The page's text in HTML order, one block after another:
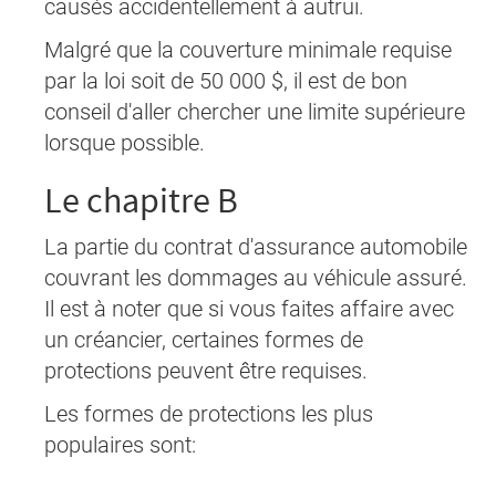
causés accidentellement à autrui.
Malgré que la couverture minimale requise
par la loi soit de 50 000 $, il est de bon
conseil d'aller chercher une limite supérieure
lorsque possible.
Le chapitre B
La partie du contrat d'assurance automobile
couvrant les dommages au véhicule assuré.
Il est à noter que si vous faites affaire avec
un créancier, certaines formes de
protections peuvent être requises.
Les formes de protections les plus
populaires sont: